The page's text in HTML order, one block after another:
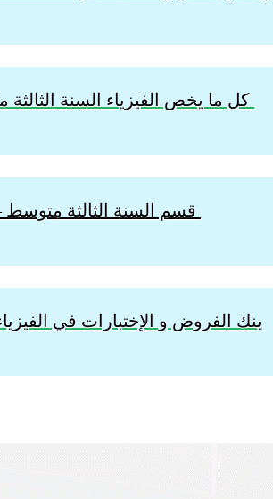
كل ما يخص الفيزياء السنة
قسم السنة الثالثة متوسط
بنك الفروض و الإختبارات في